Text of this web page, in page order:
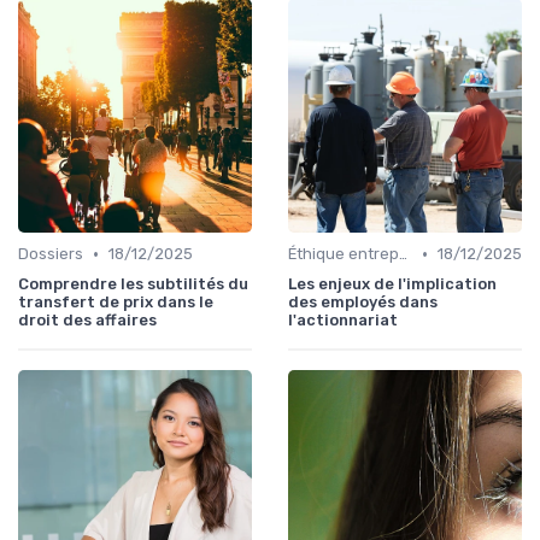
Dossiers • 18/12/2025
Comprendre les subtilités du
transfert de prix dans le
droit des affaires
Éthique entreprise • 18/12/2025
Les enjeux de l'implication
des employés dans
l'actionnariat